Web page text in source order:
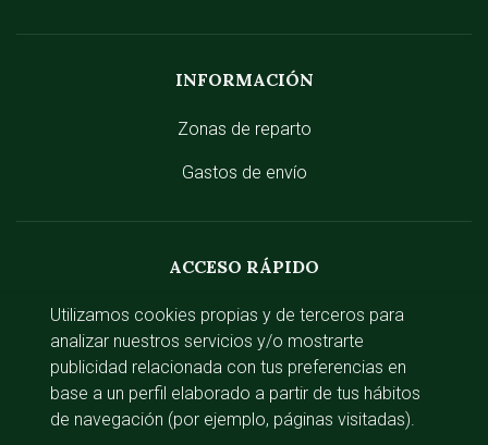
Utilizamos cookies propias y de terceros para
analizar nuestros servicios y/o mostrarte
publicidad relacionada con tus preferencias en
base a un perfil elaborado a partir de tus hábitos
de navegación (por ejemplo, páginas visitadas).
INFORMACIÓN
Zonas de reparto
Gastos de envío
ACCESO RÁPIDO
Iniciar sesión
Av. del Guadalix, 35, local 4, 28120 Santo